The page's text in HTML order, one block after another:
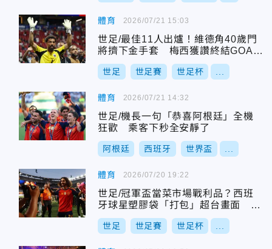
體育
世足/最佳11人出爐！維德角40歲門
將擠下金手套 梅西獲讚終結GOAT
之爭
世足 世足賽 世足杯
2026/07/21 15:03
體育
世足/機長一句「恭喜阿根廷」全機
狂歡 乘客下秒全安靜了
阿根廷 西班牙 世界盃
2026/07/21 14:32
體育
世足/冠軍盃當菜市場戰利品？西班
牙球星塑膠袋「打包」超台畫面 網
笑：包豬肉
世足 世足賽 世足杯
2026/07/20 19:22